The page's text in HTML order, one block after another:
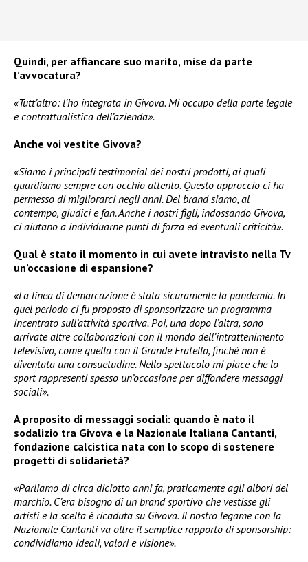
Quindi, per affiancare suo marito, mise da parte
l’avvocatura?
«Tutt’altro: l’ho integrata in Givova. Mi occupo della parte legale
e contrattualistica dell’azienda».
Anche voi vestite Givova?
«Siamo i principali testimonial dei nostri prodotti, ai quali
guardiamo sempre con occhio attento. Questo approccio ci ha
permesso di migliorarci negli anni. Del brand siamo, al
contempo, giudici e fan. Anche i nostri figli, indossando Givova,
ci aiutano a individuarne punti di forza ed eventuali criticità».
Qual è stato il momento in cui avete intravisto nella Tv
un’occasione di espansione?
«La linea di demarcazione è stata sicuramente la pandemia. In
quel periodo ci fu proposto di sponsorizzare un programma
incentrato sull’attività sportiva. Poi, una dopo l’altra, sono
arrivate altre collaborazioni con il mondo dell’intrattenimento
televisivo, come quella con il Grande Fratello, finché non è
diventata una consuetudine. Nello spettacolo mi piace che lo
sport rappresenti spesso un’occasione per diffondere messaggi
sociali».
A proposito di messaggi sociali: quando è nato il
sodalizio tra Givova e la Nazionale Italiana Cantanti,
fondazione calcistica nata con lo scopo di sostenere
progetti di solidarietà?
«Parliamo di circa diciotto anni fa, praticamente agli albori del
marchio. C’era bisogno di un brand sportivo che vestisse gli
artisti e la scelta è ricaduta su Givova. Il nostro legame con la
Nazionale Cantanti va oltre il semplice rapporto di sponsorship:
condividiamo ideali, valori e visione».